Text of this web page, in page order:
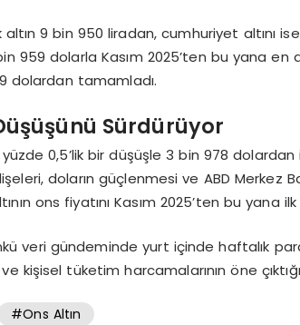
9 bin 950 liradan, cumhuriyet altını
959 dolarla Kasım 2025’ten bu yana
dolardan tamamladı.
Sürdürüyor
0,5’lik bir düşüşle 3 bin 978
doların güçlenmesi ve ABD Merkez
ons fiyatını Kasım 2025’ten bu yana
veri gündeminde yurt içinde haftalık
kişisel tüketim harcamalarının öne
#Ons Altın